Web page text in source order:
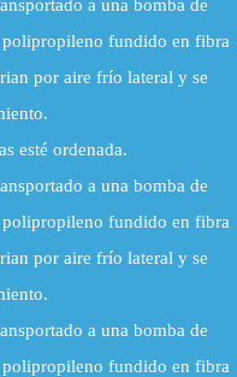
a una bomba de
fundido en fibra
por aire frío lateral y se
esté ordenada.
a una bomba de
fundido en fibra
por aire frío lateral y se
a una bomba de
fundido en fibra